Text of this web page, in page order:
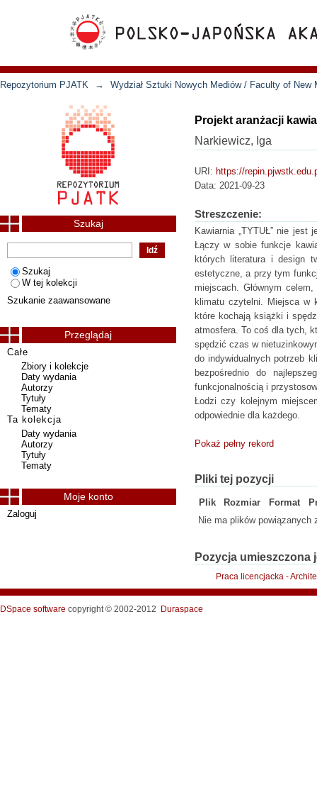
Repozytorium PJATK → Wydział Sztuki Nowych Mediów / Faculty of New
Projekt aranżacji
Narkiewicz, Iga
URI: https://
Data: 2021-09-23
Streszczenie:
Kawiarnia „TYTUŁ” nie
Łączy w sobie funkcje
których literatura i design
estetyczne, a przy tym
miejscach. Głównym
klimatu czytelni. Miejsca w
które kochają książki i
atmosfera. To coś dla tych,
spędzić czas w
do indywidualnych potrzeb
bezpośrednio do
funkcjonalnością i
Łodzi czy kolejnym
odpowiednie dla każdego.
Pokaż pełny rekord
Pliki tej pozycji
Plik Rozmiar Format
Nie ma plików powiązanych
Pozycja
Praca licencjacka -
Szukaj
Szukaj
W tej kolekcji
Szukanie zaawansowane
Przeglądaj
Całe
Zbiory i kolekcje
Daty wydania
Autorzy
Tytuły
Tematy
Ta kolekcja
Daty wydania
Autorzy
Tytuły
Tematy
Moje konto
Zaloguj
DSpace software copyright © 2002-2012 Duraspace